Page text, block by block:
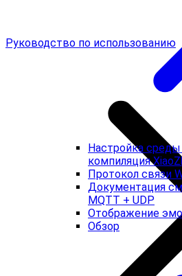
Настройка среды
компиляция
Протокол связи
Документация
MQTT + UDP
Отображение
Обзор
Руководство по использованию